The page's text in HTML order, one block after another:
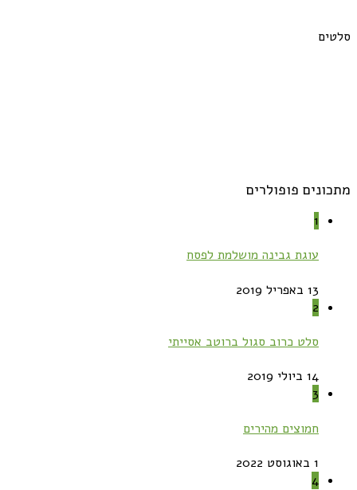
סלטים
מתכונים פופולרים
1
עוגת גבינה מושלמת לפסח
13 באפריל 2019
2
סלט כרוב סגול ברוטב אסייתי
14 ביולי 2019
3
חמוצים מהירים
1 באוגוסט 2022
4